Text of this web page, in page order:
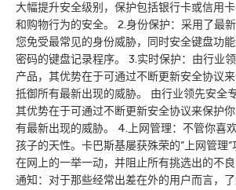
大幅提升安全级别，保护包括银行卡或信用
和购物行为的安全。 2.身份保护：采用了最
您免受最常见的身份威胁，同时安全键盘功
密码的键盘记录程序。 3.实时保护：由行业
产品，其优势在于可通过不断更新安全协议
抵御所有最新出现的威胁。 由行业领先安全
其优势在于可通过不断更新安全协议来保护
有最新出现的威胁。 4.上网管理：不管你喜
孩子的天性。卡巴斯基屡获殊荣的”上网管理
在网上的一举一动，并阻止所有挑选出的不
通知：对于那些经常出差在外的用户而言，